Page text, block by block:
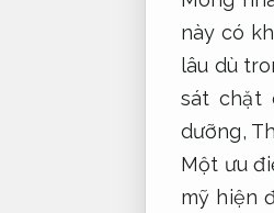
này có
lâu dù
sát chặt
dưỡng,
Một ưu
mỹ hiện